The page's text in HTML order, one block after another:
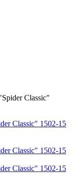
Classic"